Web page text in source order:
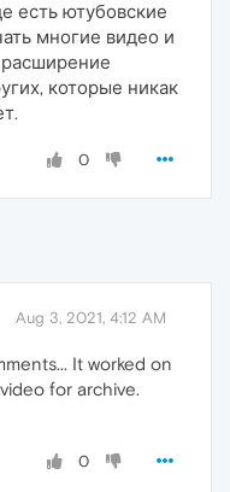
есть ютубовские
многие видео и
которые никак
0
Aug 3, 2021, 4:12 AM
It worked on
for archive.
0